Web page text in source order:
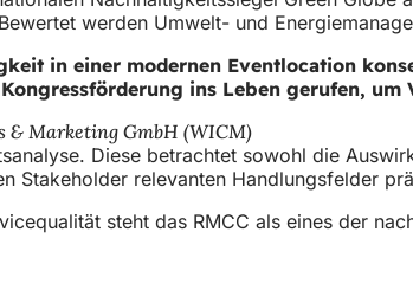
werden Umwelt- und
in einer modernen Eventlocation
ins Leben gerufen,
& Marketing GmbH (WICM)
Diese betrachtet sowohl die
Stakeholder relevanten Handlungsfelder
steht das RMCC als eines der